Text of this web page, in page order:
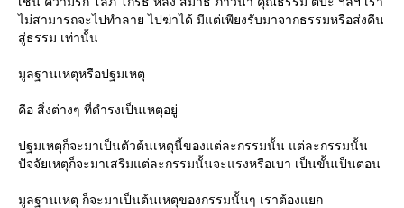
ไม่สามารถจะไปทำลาย ไปฆ่าได้ มีแต่เพียงรับมาจากธรรมหรือส่งคืน
สู่ธรรม เท่านั้น
มูลฐานเหตุหรือปฐมเหตุ
คือ สิ่งต่างๆ ที่ดำรงเป็นเหตุอยู่
ปฐมเหตุก็จะมาเป็นตัวต้นเหตุนี้ของแต่ละกรรมนั้น แต่ละกรรมนั้น
ปัจจัยเหตุก็จะมาเสริมแต่ละกรรมนั้นจะแรงหรือเบา เป็นขั้นเป็นตอน
มูลฐานเหตุ ก็จะมาเป็นต้นเหตุของกรรมนั้นๆ เราต้องแยก